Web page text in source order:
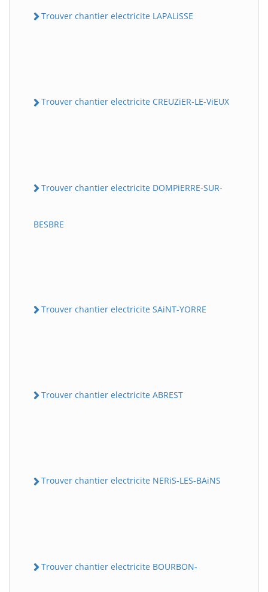
Trouver chantier electricite LAPALiSSE
Trouver chantier electricite CREUZiER-LE-ViEUX
Trouver chantier electricite DOMPiERRE-SUR-
BESBRE
Trouver chantier electricite SAiNT-YORRE
Trouver chantier electricite ABREST
Trouver chantier electricite NERiS-LES-BAiNS
Trouver chantier electricite BOURBON-